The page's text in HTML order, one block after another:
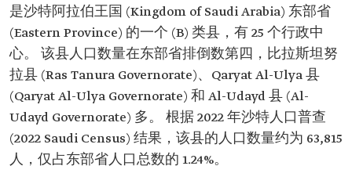
是沙特阿拉伯王国 (Kingdom of Saudi Arabia) 东部省
(Eastern Province) 的一个 (B) 类县，有 25 个行政中
心。 该县人口数量在东部省排倒数第四，比拉斯坦努
拉县 (Ras Tanura Governorate)、Qaryat Al-Ulya 县
(Qaryat Al-Ulya Governorate) 和 Al-Udayd 县 (Al-
Udayd Governorate) 多。 根据 2022 年沙特人口普查
(2022 Saudi Census) 结果，该县的人口数量约为 63,815
人，仅占东部省人口总数的 1.24%。